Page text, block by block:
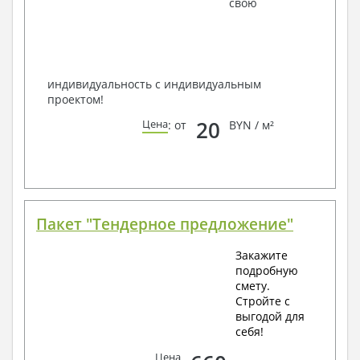
индивидуальность с индивидуальным
проектом!
Цена: от 20 BYN / м²
Пакет "Тендерное предложение"
Закажите
подробную
смету.
Стройте с
выгодой для
себя!
Цена